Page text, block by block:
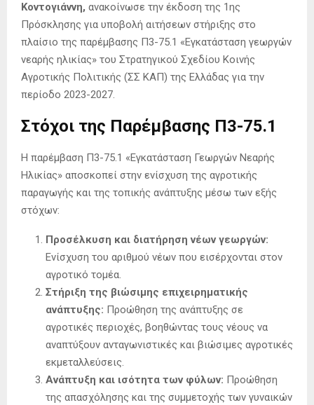
Κοντογιάννη, ανακοίνωσε την έκδοση της 1ης
Πρόσκλησης για υποβολή αιτήσεων στήριξης στο
πλαίσιο της παρέμβασης Π3-75.1 «Εγκατάσταση γεωργών
νεαρής ηλικίας» του Στρατηγικού Σχεδίου Κοινής
Αγροτικής Πολιτικής (ΣΣ ΚΑΠ) της Ελλάδας για την
περίοδο 2023-2027.
Στόχοι της Παρέμβασης Π3-75.1
Η παρέμβαση Π3-75.1 «Εγκατάσταση Γεωργών Νεαρής
Ηλικίας» αποσκοπεί στην ενίσχυση της αγροτικής
παραγωγής και της τοπικής ανάπτυξης μέσω των εξής
στόχων:
Προσέλκυση και διατήρηση νέων γεωργών:
Ενίσχυση του αριθμού νέων που εισέρχονται στον
αγροτικό τομέα.
Στήριξη της βιώσιμης επιχειρηματικής
ανάπτυξης: Προώθηση της ανάπτυξης σε
αγροτικές περιοχές, βοηθώντας τους νέους να
αναπτύξουν ανταγωνιστικές και βιώσιμες αγροτικές
εκμεταλλεύσεις.
Ανάπτυξη και ισότητα των φύλων: Προώθηση
της απασχόλησης και της συμμετοχής των γυναικών